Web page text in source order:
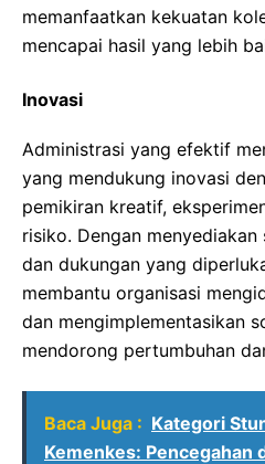
memanfaatkan kekuatan
mencapai hasil yang lebih
Inovasi
Administrasi yang efektif
yang mendukung inovasi
pemikiran kreatif,
risiko. Dengan
dan dukungan yang
membantu organisasi
dan mengimplementasikan
mendorong pertumbuhan
Baca Juga : Kategori
Kemenkes: Pencegahan